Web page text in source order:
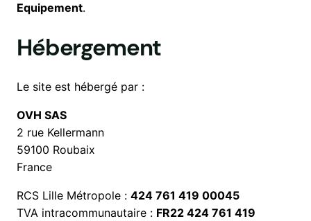
Equipement.
Hébergement
Le site est hébergé par :
OVH SAS
2 rue Kellermann
59100 Roubaix
France
RCS Lille Métropole : 424 761 419 00045
TVA intracommunautaire : FR22 424 761 419